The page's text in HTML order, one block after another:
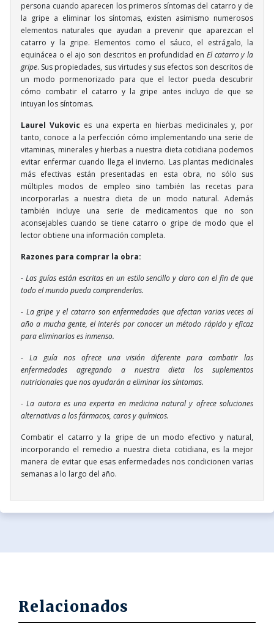
persona cuando aparecen los primeros síntomas del catarro y de
la gripe a eliminar los síntomas, existen asimismo numerosos
elementos naturales que ayudan a prevenir que aparezcan el
catarro y la gripe. Elementos como el sáuco, el estrágalo, la
equinácea o el ajo son descritos en profundidad en El catarro y la
gripe. Sus propiedades, sus virtudes y sus efectos son descritos de
un modo pormenorizado para que el lector pueda descubrir
cómo combatir el catarro y la gripe antes incluyo de que se
intuyan los síntomas.
Laurel Vukovic es una experta en hierbas medicinales y, por
tanto, conoce a la perfección cómo implementando una serie de
vitaminas, minerales y hierbas a nuestra dieta cotidiana podemos
evitar enfermar cuando llega el invierno. Las plantas medicinales
más efectivas están presentadas en esta obra, no sólo sus
múltiples modos de empleo sino también las recetas para
incorporarlas a nuestra dieta de un modo natural. Además
también incluye una serie de medicamentos que no son
aconsejables cuando se tiene catarro o gripe de modo que el
lector obtiene una información completa.
Razones para comprar la obra:
- Las guías están escritas en un estilo sencillo y claro con el fin de que
todo el mundo pueda comprenderlas.
- La gripe y el catarro son enfermedades que afectan varias veces al
año a mucha gente, el interés por conocer un método rápido y eficaz
para eliminarlos es inmenso.
- La guía nos ofrece una visión diferente para combatir las
enfermedades agregando a nuestra dieta los suplementos
nutricionales que nos ayudarán a eliminar los síntomas.
- La autora es una experta en medicina natural y ofrece soluciones
alternativas a los fármacos, caros y químicos.
Combatir el catarro y la gripe de un modo efectivo y natural,
incorporando el remedio a nuestra dieta cotidiana, es la mejor
manera de evitar que esas enfermedades nos condicionen varias
semanas a lo largo del año.
Relacionados